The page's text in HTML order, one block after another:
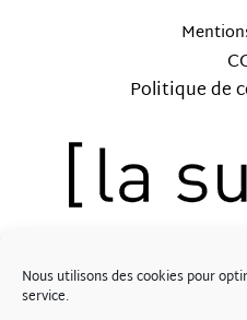
Nous utilisons des cookies pour
service.
Politique de
Tél: